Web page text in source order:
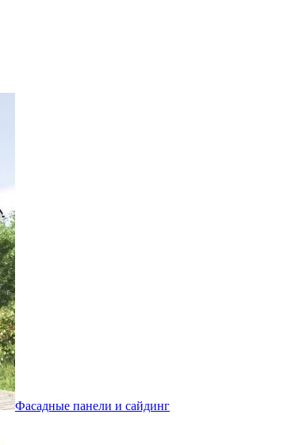
Фасадные панели и сайдинг